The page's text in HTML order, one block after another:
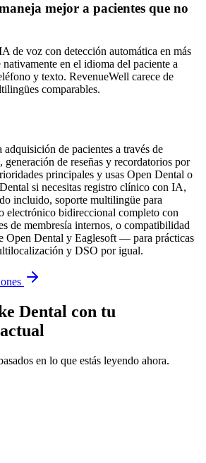
mejor a pacientes que no
de voz con detección automática en más
en el idioma del paciente a
y texto. RevenueWell carece de
comparables.
de pacientes a través de
generación de reseñas y recordatorios por
principales y usas Open Dental o
si necesitas registro clínico con IA,
incluido, soporte multilingüe para
electrónico bidireccional completo con
de membresía internos, o compatibilidad
Open Dental y Eaglesoft — para prácticas
y DSO por igual.
Dental con tu
en lo que estás leyendo ahora.